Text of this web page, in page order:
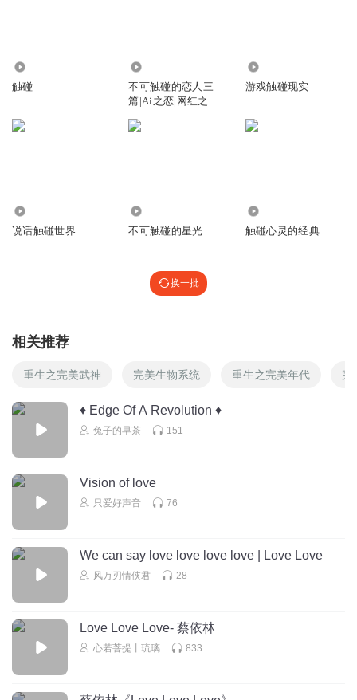
触碰
不可触碰的恋人三
篇|Ai之恋|网红之恋|
游戏触碰现实
说话触碰世界 不可触碰的星光 触碰心灵的经典
换一批
相关推荐
重生之完美武神 完美生物系统 重生之完美年代 完
♦️ Edge Of A Revolution ♦️
兔子的早茶 151
Vision of love
只爱好声音 76
We can say love love love love | Love Love
风万刃情侠君 28
Love Love Love- 蔡依林
心若菩提丨琉璃 833